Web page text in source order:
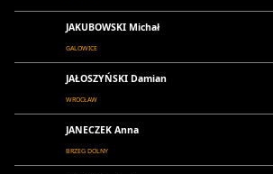
JAKUBOWSKI Michał
GALOWICE
JAŁOSZYŃSKI Damian
WROCŁAW
JANECZEK Anna
BRZEG DOLNY